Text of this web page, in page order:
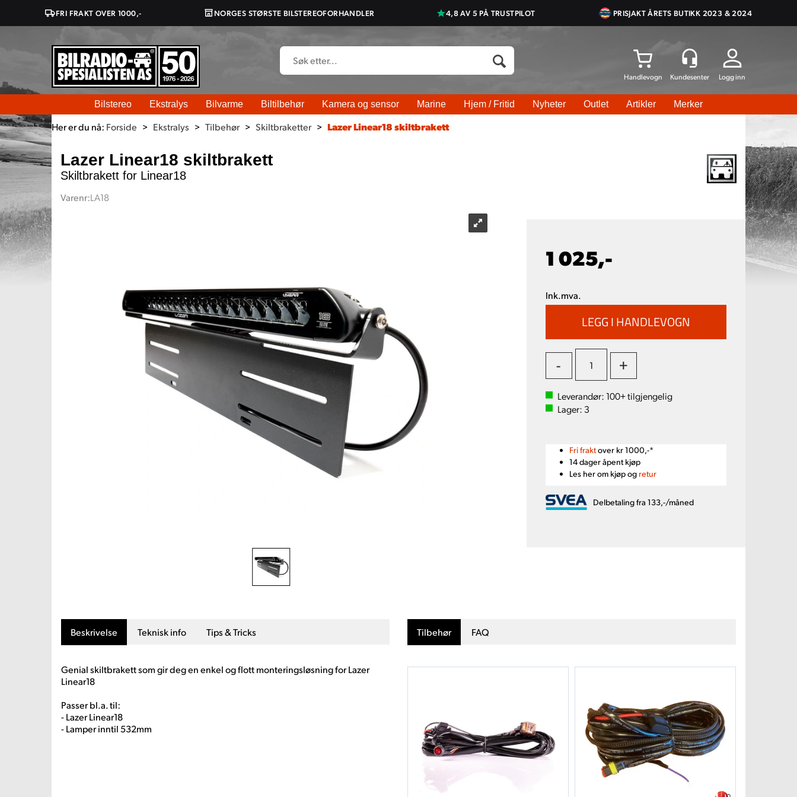
FRI FRAKT OVER 1000,- NORGES STØRSTE BILSTEREOFORHANDLER 4,8 AV 5 PÅ TRUSTPILOT PRISJAKT ÅRETS BUTIKK 2023 & 2024
Logg inn
Bilstereo Ekstralys Bilvarme Biltilbehør Kamera og sensor Marine Hjem / Fritid Nyheter Outlet Artikler Merker
Her er du nå: Forside > Ekstralys > Tilbehør > Skiltbraketter > Lazer Linear18 skiltbrakett
Lazer Linear18 skiltbrakett
Skiltbrakett for Linear18
Varenr:LA18
1 025,-
Ink.mva.
- +
Leverandør:100+tilgjengelig
Lager: 3
Fri fraktover kr 1000,-*
14 dager åpent kjøp
Les her om kjøp og retur
Delbetaling fra 133,-/måned
Beskrivelse Teknisk info Tips & Tricks
Genial skiltbrakett som gir deg en enkel og flott monteringsløsning for Lazer
Linear18
Passer bl.a. til:
- Lazer Linear18
- Lamper inntil 532mm
Tilbehør FAQ